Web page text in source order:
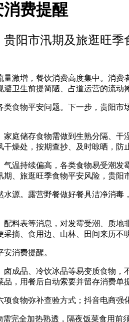
费提醒
贵阳市汛期及旅逛旺季
增，餐饮消费高度集中。消费
卫生前提简陋、占道运营的流动
物平安问题。下一步，贵阳市
储存食物需做到生熟分隔、干
燥处，按期查抄、及时晾晒，防
持续偏高，各类食物易受潮发
、旅逛旺季食物平安风险，贵阳
。露营野餐做好餐具洁净消毒
表等消息，对发霉受潮、质地
摘、食用边、山林、田间来历不
消费提醒。
品、冷饮冰品等易变质食物，
，用餐后自动索要并留存消费单
物弥补查验方式；抖音电商强化
全加热熟透，隔夜饭菜食用前